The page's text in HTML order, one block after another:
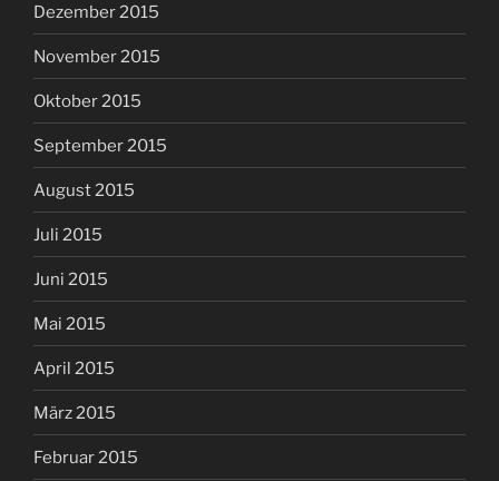
Dezember 2015
November 2015
Oktober 2015
September 2015
August 2015
Juli 2015
Juni 2015
Mai 2015
April 2015
März 2015
Februar 2015